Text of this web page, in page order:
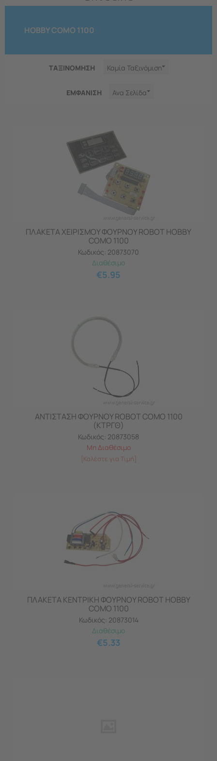
HOBBY COMO 1100
ΤΑΞΙΝΟΜΗΣΗ Καμία Ταξινόμιση
ΕΜΦΑNΙΣΗ Ανα Σελίδα
ΠΛΑΚΕΤΑ ΧΕΙΡΙΣΜΟΥ ΦΟΥΡΝΟΥ ROBOT HOBBY
COMO 1100
Κωδικός: 20873070
Διαθέσιμο
€5.95
ΑΝΤΙΣΤΑΣΗ ΦΟΥΡΝΟΥ ROBOT COMO 1100
(ΚΤΡΓΘ)
Κωδικός: 20873058
Μη Διαθέσιμο
[Καλέστε για Τιμή]
ΠΛΑΚΕΤΑ ΚΕΝΤΡΙΚΗ ΦΟΥΡΝΟΥ ROBOT HOBBY
COMO 1100
Κωδικός: 20873014
Διαθέσιμο
€5.33